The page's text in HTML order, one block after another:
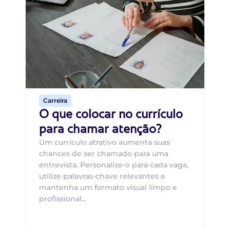
Carreira
O que colocar no currículo
para chamar atenção?
Um currículo atrativo aumenta suas
chances de ser chamado para uma
entrevista. Personalize-o para cada vaga,
utilize palavras-chave relevantes e
mantenha um formato visual limpo e
profissional...